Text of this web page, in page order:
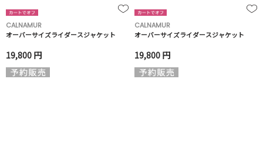
CALNAMUR
オーバーサイズライダースジャケット
19,800 円
CALNAMUR
オーバーサイズライダースジャケット
19,800 円